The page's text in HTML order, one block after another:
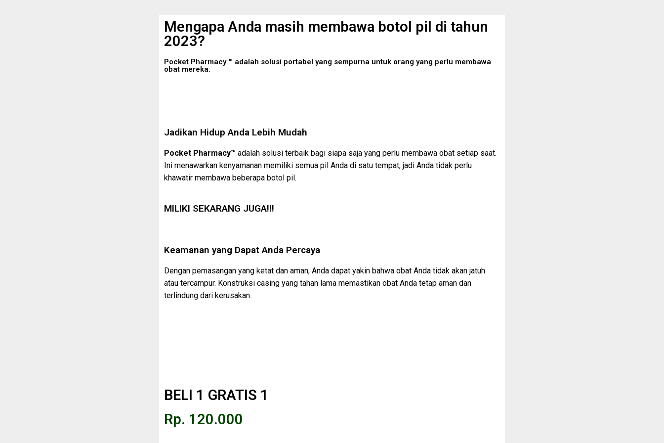
Mengapa Anda masih membawa botol pil di tahun
2023?
Pocket Pharmacy ™ adalah solusi portabel yang sempurna untuk orang yang perlu membawa
obat mereka.
Jadikan Hidup Anda Lebih Mudah
Pocket Pharmacy™ adalah solusi terbaik bagi siapa saja yang perlu membawa obat setiap saat.
Ini menawarkan kenyamanan memiliki semua pil Anda di satu tempat, jadi Anda tidak perlu
khawatir membawa beberapa botol pil.
MILIKI SEKARANG JUGA!!!
Keamanan yang Dapat Anda Percaya
Dengan pemasangan yang ketat dan aman, Anda dapat yakin bahwa obat Anda tidak akan jatuh
atau tercampur. Konstruksi casing yang tahan lama memastikan obat Anda tetap aman dan
terlindung dari kerusakan.
BELI 1 GRATIS 1
Rp. 120.000